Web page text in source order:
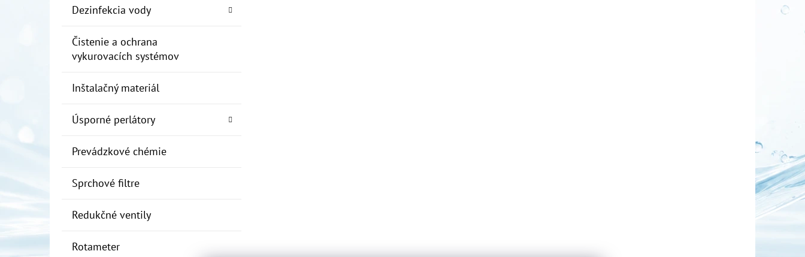
Dezinfekcia vody
Čistenie a ochrana
vykurovacích systémov
Inštalačný materiál
Úsporné perlátory
Prevádzkové chémie
Sprchové filtre
Redukčné ventily
Rotameter